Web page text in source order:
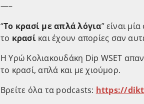
—–
“Το κρασί με απλά λόγια” είναι
το κρασί και έχουν απορίες σαν
Η Υρώ Κολιακουδάκη Dip WSET
το κρασί, απλά και με χιούμορ.
Βρείτε όλα τα podcasts: https://